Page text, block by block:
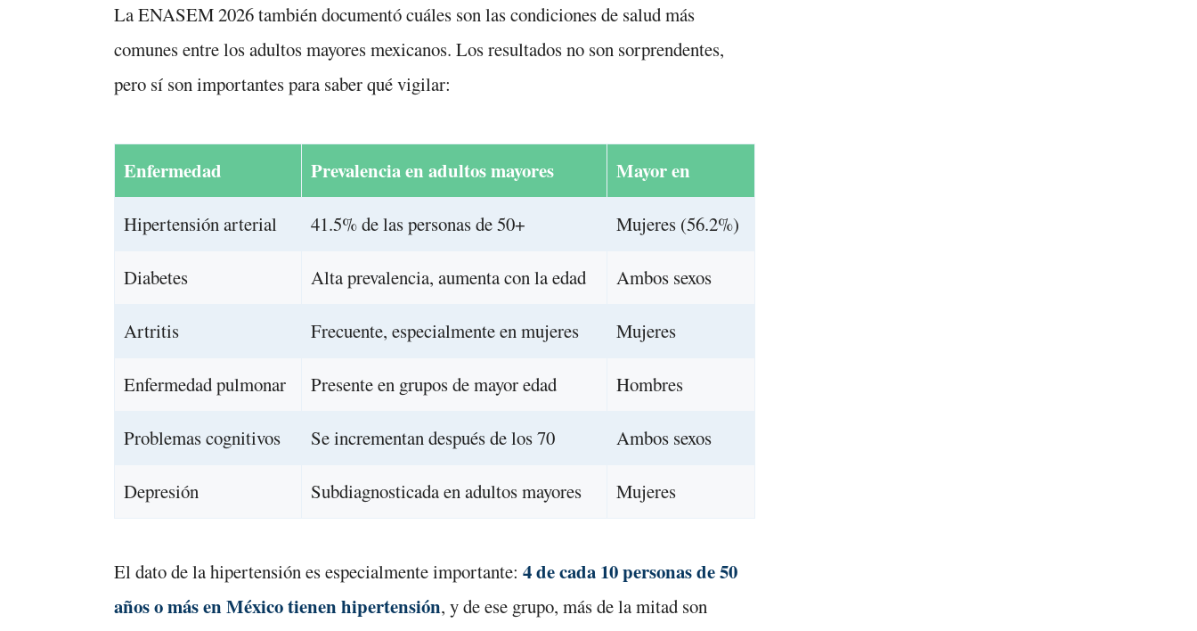
La ENASEM 2026 también documentó cuáles son las condiciones de salud más
comunes entre los adultos mayores mexicanos. Los resultados no son sorprendentes,
pero sí son importantes para saber qué vigilar:
Enfermedad Prevalencia en adultos mayores Mayor en
Hipertensión arterial 41.5% de las personas de 50+ Mujeres (56.2%)
Diabetes Alta prevalencia, aumenta con la edad Ambos sexos
Artritis Frecuente, especialmente en mujeres Mujeres
Enfermedad pulmonar Presente en grupos de mayor edad Hombres
Problemas cognitivos Se incrementan después de los 70 Ambos sexos
Depresión Subdiagnosticada en adultos mayores Mujeres
El dato de la hipertensión es especialmente importante: 4 de cada 10 personas de 50
años o más en México tienen hipertensión, y de ese grupo, más de la mitad son